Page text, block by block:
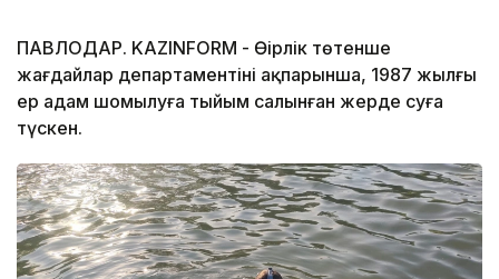
ПАВЛОДАР. KAZINFORM - Өңірлік төтенше
жағдайлар департаментінің ақпарынша, 1987 жылғы
ер адам шомылуға тыйым салынған жерде суға
түскен.